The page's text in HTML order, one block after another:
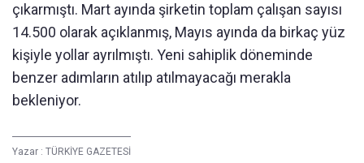
çıkarmıştı. Mart ayında şirketin toplam çalışan sayısı
14.500 olarak açıklanmış, Mayıs ayında da birkaç yüz
kişiyle yollar ayrılmıştı. Yeni sahiplik döneminde
benzer adımların atılıp atılmayacağı merakla
bekleniyor.
Yazar : TÜRKİYE GAZETESİ